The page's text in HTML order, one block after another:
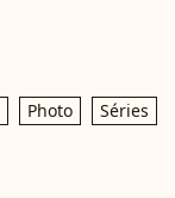
Photo
Séries